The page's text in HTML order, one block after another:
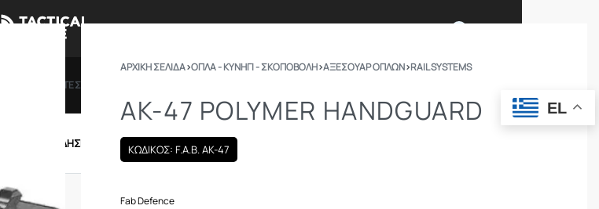
ΔΩΡΟΚΑΡΤΕΣ
ΕΝΔΥΣΗ – ΥΠΟΔΗΣΗ ΕΞΟΠΛΙΣΜΟΣ
ΑΡΧΙΚΉ ΣΕΛΊΔΑ›ΟΠΛΑ - ΚΥΝΗΓΙ - ΣΚΟΠΟΒΟΛΗ›ΑΞΕΣΟΥΑΡ ΟΠΛΩΝ›RAIL SYSTEMS
AK-47 POLYMER HANDGUARD
ΚΩΔΙΚΟΣ: F.A.B. AK-47
Fab Defence
EL